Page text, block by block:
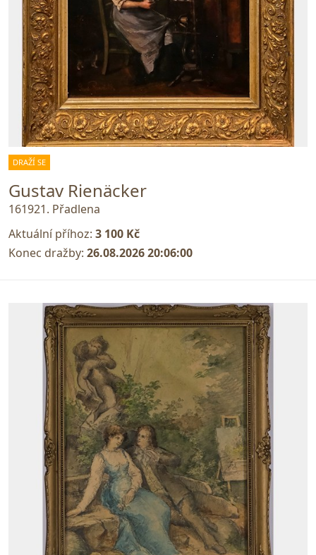
DRAŽÍ SE
Gustav Rienäcker
161921. Přadlena
Aktuální příhoz: 3 100 Kč
Konec dražby: 26.08.2026 20:06:00